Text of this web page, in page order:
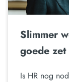
Slimmer
goede
Is HR nog